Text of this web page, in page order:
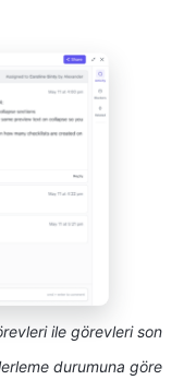
ile görevleri son
durumuna göre